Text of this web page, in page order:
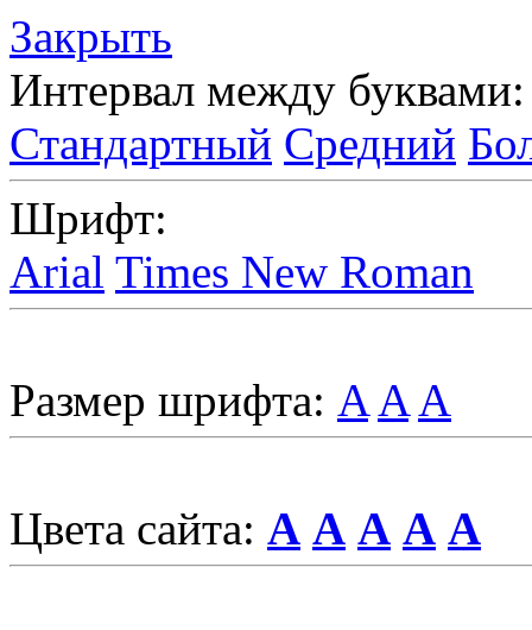
Закрыть
Интервал между буквами:
Стандартный Средний
Шрифт:
Arial Times New Roman
Размер шрифта: A A A
Цвета сайта: A A A A A